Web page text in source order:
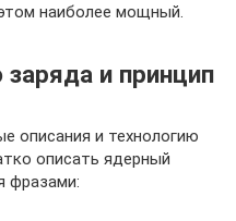
наиболее мощный.
и принцип
описания и технологию
описать ядерный
фразами: